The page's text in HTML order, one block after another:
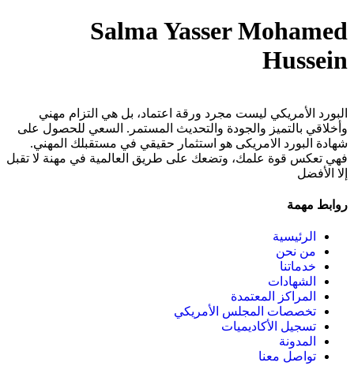
Salma Yasser Mohamed
Hussein
البورد الأمريكي ليست مجرد ورقة اعتماد، بل هي التزام مهني
وأخلاقي بالتميز والجودة والتحديث المستمر. السعي للحصول على
شهادة البورد الامريكى هو استثمار حقيقي في مستقبلك المهني.
فهي تعكس قوة علمك، وتضعك على طريق العالمية في مهنة لا تقبل
إلا الأفضل
روابط مهمة
الرئيسية
من نحن
خدماتنا
الشهادات
المراكز المعتمدة
تخصصات المجلس الأمريكي
تسجيل الأكاديميات
المدونة
تواصل معنا